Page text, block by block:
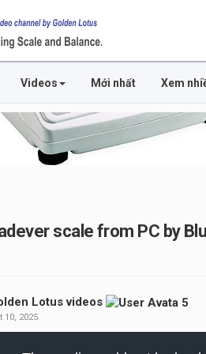
Videos Mới nhất Xem
scale from PC by
Lotus videos
10, 2025